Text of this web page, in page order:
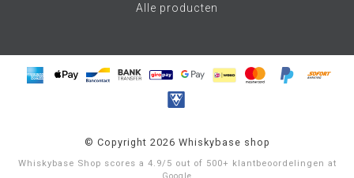
Alle producten
© Copyright 2026 Whiskybase shop
Whiskybase Shop scores a 4.9/ 5 out of 500+ klantbeoordelingen at
Google